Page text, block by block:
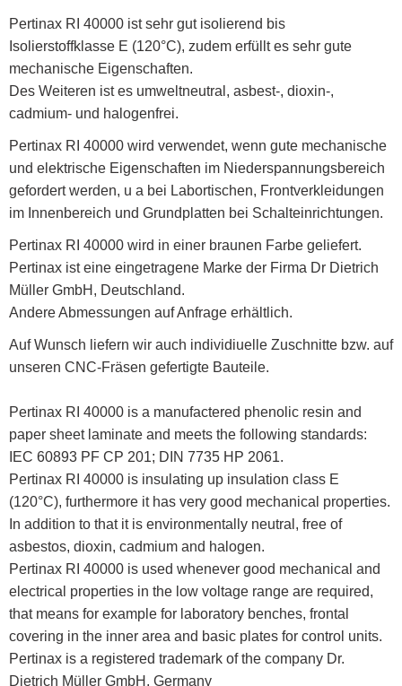
Pertinax RI 40000 ist sehr gut isolierend bis
Isolierstoffklasse E (120°C), zudem erfüllt es sehr gute
mechanische Eigenschaften.
Des Weiteren ist es umweltneutral, asbest-, dioxin-,
cadmium- und halogenfrei.
Pertinax RI 40000 wird verwendet, wenn gute mechanische
und elektrische Eigenschaften im Niederspannungsbereich
gefordert werden, u a bei Labortischen, Frontverkleidungen
im Innenbereich und Grundplatten bei Schalteinrichtungen.
Pertinax RI 40000 wird in einer braunen Farbe geliefert.
Pertinax ist eine eingetragene Marke der Firma Dr Dietrich
Müller GmbH, Deutschland.
Andere Abmessungen auf Anfrage erhältlich.
Auf Wunsch liefern wir auch individiuelle Zuschnitte bzw. auf
unseren CNC-Fräsen gefertigte Bauteile.
Pertinax RI 40000 is a manufactered phenolic resin and
paper sheet laminate and meets the following standards:
IEC 60893 PF CP 201; DIN 7735 HP 2061.
Pertinax RI 40000 is insulating up insulation class E
(120°C), furthermore it has very good mechanical properties.
In addition to that it is environmentally neutral, free of
asbestos, dioxin, cadmium and halogen.
Pertinax RI 40000 is used whenever good mechanical and
electrical properties in the low voltage range are required,
that means for example for laboratory benches, frontal
covering in the inner area and basic plates for control units.
Pertinax is a registered trademark of the company Dr.
Dietrich Müller GmbH, Germany